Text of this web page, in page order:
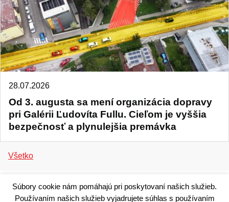
Od 3. augusta sa mení organizácia dopravy
pri Galérii Ľudovíta Fullu. Cieľom je vyššia
bezpečnosť a plynulejšia premávka
28.07.2026
Všetko
Súbory cookie nám pomáhajú pri poskytovaní našich služieb.
Používaním našich služieb vyjadrujete súhlas s používaním